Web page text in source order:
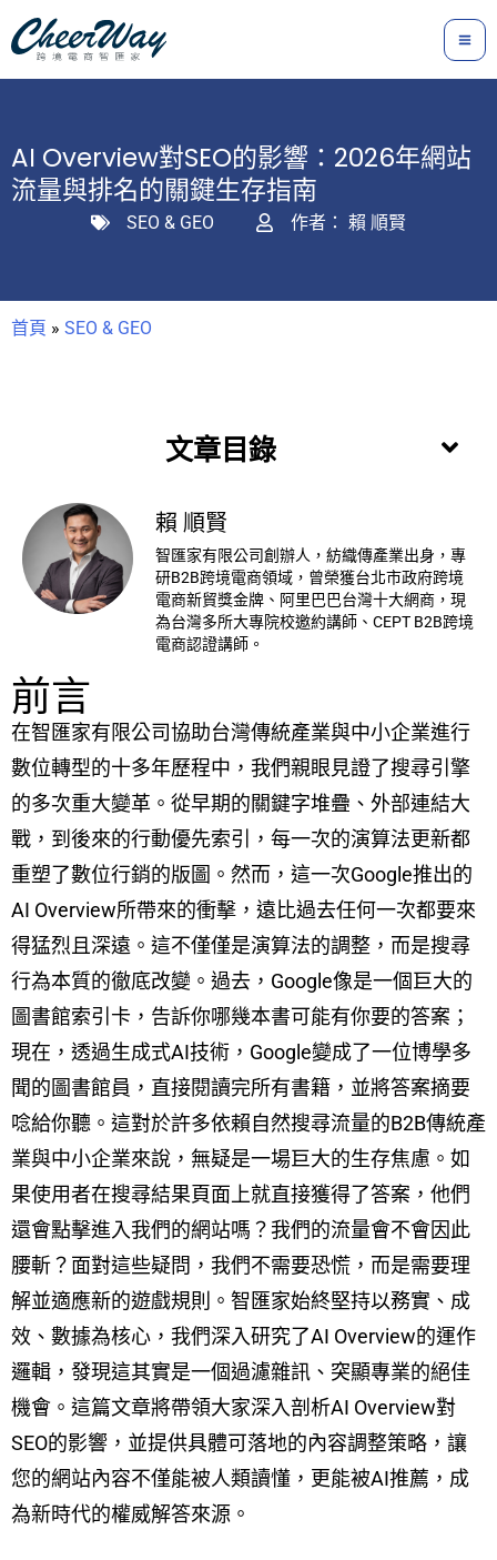
至
主
容
AI Overview對SEO的影響：2026年網站
流量與排名的關鍵生存指南
SEO & GEO 作者： 賴 順賢
首頁 » SEO & GEO
文章目錄
賴 順賢
智匯家有限公司創辦人，紡織傳產業出身，專
研B2B跨境電商領域，曾榮獲台北市政府跨境
電商新貿獎金牌、阿里巴巴台灣十大網商，現
為台灣多所大專院校邀約講師、CEPT B2B跨境
電商認證講師。
前言
在智匯家有限公司協助台灣傳統產業與中小企業進行
數位轉型的十多年歷程中，我們親眼見證了搜尋引擎
的多次重大變革。從早期的關鍵字堆疊、外部連結大
戰，到後來的行動優先索引，每一次的演算法更新都
重塑了數位行銷的版圖。然而，這一次Google推出的
AI Overview所帶來的衝擊，遠比過去任何一次都要來
得猛烈且深遠。這不僅僅是演算法的調整，而是搜尋
行為本質的徹底改變。過去，Google像是一個巨大的
圖書館索引卡，告訴你哪幾本書可能有你要的答案；
現在，透過生成式AI技術，Google變成了一位博學多
聞的圖書館員，直接閱讀完所有書籍，並將答案摘要
唸給你聽。這對於許多依賴自然搜尋流量的B2B傳統產
業與中小企業來說，無疑是一場巨大的生存焦慮。如
果使用者在搜尋結果頁面上就直接獲得了答案，他們
還會點擊進入我們的網站嗎？我們的流量會不會因此
腰斬？面對這些疑問，我們不需要恐慌，而是需要理
解並適應新的遊戲規則。智匯家始終堅持以務實、成
效、數據為核心，我們深入研究了AI Overview的運作
邏輯，發現這其實是一個過濾雜訊、突顯專業的絕佳
機會。這篇文章將帶領大家深入剖析AI Overview對
SEO的影響，並提供具體可落地的內容調整策略，讓
您的網站內容不僅能被人類讀懂，更能被AI推薦，成
為新時代的權威解答來源。